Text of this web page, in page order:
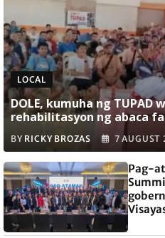
LOCAL
DOLE, kumuha ng TUPAD
rehabilitasyon ng abaca
BY RICKY BROZAS 7 AUGUST
Pag-